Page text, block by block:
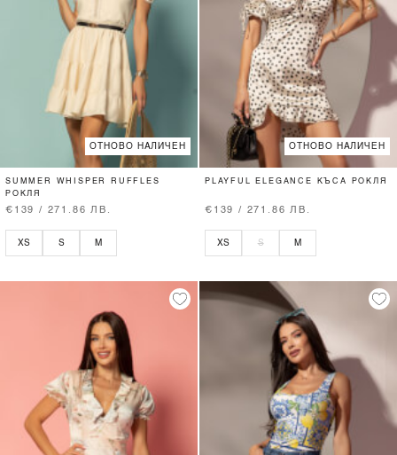
ОТНОВО НАЛИЧЕН
SUMMER WHISPER RUFFLES
РОКЛЯ
€139 / 271.86 ЛВ.
XS S M
ОТНОВО НАЛИЧЕН
PLAYFUL ELEGANCE КЪСА РОКЛЯ
€139 / 271.86 ЛВ.
XS S M